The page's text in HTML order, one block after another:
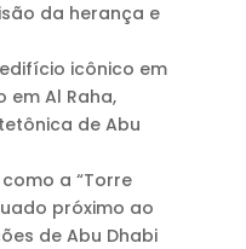
da herança e
icônico em
Al Raha,
de Abu
a “Torre
próximo ao
de Abu Dhabi